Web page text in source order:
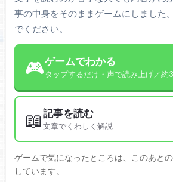
事の中身をそのままゲームにしました
でください。
🎮ゲームでわかる
タップするだけ・声で読み上げ／約
📖記事を読む
文章でくわしく解説
ゲームで気になったところは、このあと
しています。